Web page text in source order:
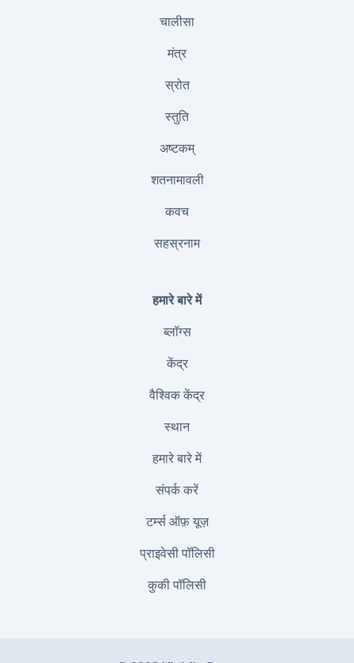
चालीसा
मंत्र
स्रोत
स्तुति
अष्टकम्
शतनामावली
कवच
सहस्रनाम
हमारे बारे में
ब्लॉग्स
केंद्र
वैश्विक केंद्र
स्थान
हमारे बारे में
संपर्क करें
टर्म्स ऑफ़ यूज़
प्राइवेसी पॉलिसी
कुकी पॉलिसी